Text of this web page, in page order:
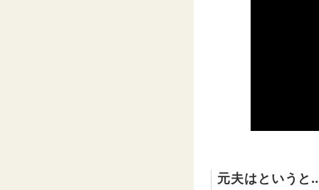
元夫はという